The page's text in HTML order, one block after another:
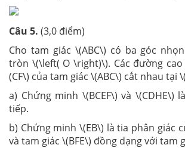
Câu 5. (3,0 điểm)
Cho tam giác \(ABC\) có ba góc
tròn \(\left( O \right)\). Các đường cao
(CF\) của tam giác \(ABC\) cắt nhau tại
a) Chứng minh \(BCEF\) và \(CDHE\)
tiếp.
b) Chứng minh \(EB\) là tia phân giác
và tam giác \(BFE\) đồng dạng với tam